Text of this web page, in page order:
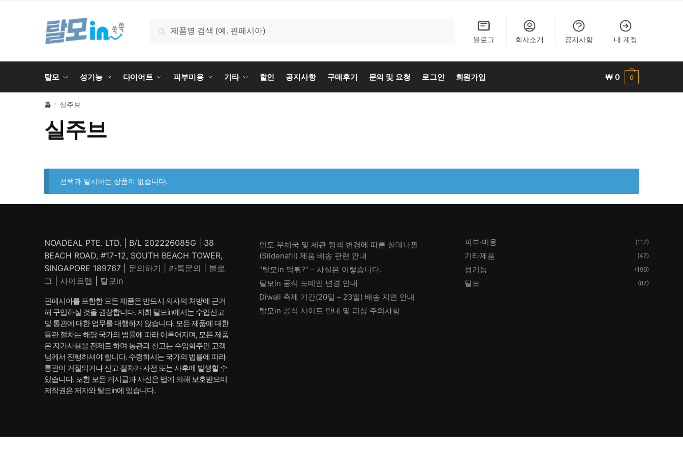
검색
블로그
회사소개 공지사항 내 계정
탈모 성기능 다이어트 피부미용 기타 할인 공지사항 구매후기 문의 및 요청 로그인 회원가입 ₩ 0 0
홈 / 실주브
실주브
선택과 일치하는 상품이 없습니다.
NOADEAL PTE. LTD. | B/L 202226085G | 38
BEACH ROAD, #17-12, SOUTH BEACH TOWER,
SINGAPORE 189767 | 문의하기 카톡문의
블로
그
사이트맵 탈모in
핀페시아를 포함한 모든 제품은 반드시 의사의 처방에 근거
해 구입하실 것을 권장합니다. 저희 탈모in에서는 수입신고
및 통관에 대한 업무를 대행하지 않습니다. 모든 제품에 대한
통관 절차는 해당 국가의 법률에 따라 이루어지며, 모든 제품
은 자가사용을 전제로 하며 통관과 신고는 수입화주인 고객
님께서 진행하셔야 합니다. 수령하시는 국가의 법률에 따라
통관이 거절되거나 신고 절차가 사전 또는 사후에 발생할 수
있습니다. 또한 모든 게시글과 사진은 법에 의해 보호받으며
저작권은 저자와 탈모in에 있습니다.
인도 우체국 및 세관 정책 변경에 따른 실데나필
(Sildenafil) 제품 배송 관련 안내
“탈모in 먹튀?” – 사실은 이렇습니다.
탈모in 공식 도메인 변경 안내
Diwali 축제 기간(20일 – 23일) 배송 지연 안내
탈모in 공식 사이트 안내 및 피싱 주의사항
피부·미용 (117)
기타제품 (47)
성기능 (199)
탈모 (87)